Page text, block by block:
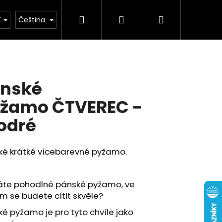
Kolekce léto 2026 Chovatelské
Čeština Hledat PřihlášeníNákupní
ČTVEREC -
krátké vícebarevné pyžamo.
pohodlné pánské pyžamo, ve
se budete cítit skvěle?
pyžamo je pro tyto chvíle jako